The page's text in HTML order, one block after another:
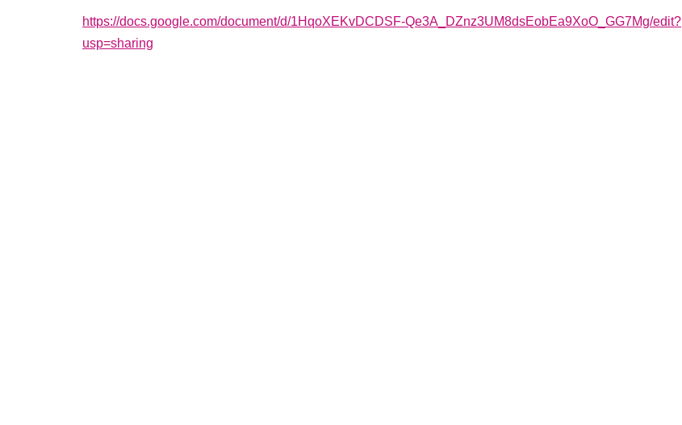
https://docs.google.com/document/d/1HqoXEKvDCDSF-Qe3A_DZnz3UM8dsEobEa9XoO_GG7Mg/edit?
usp=sharing